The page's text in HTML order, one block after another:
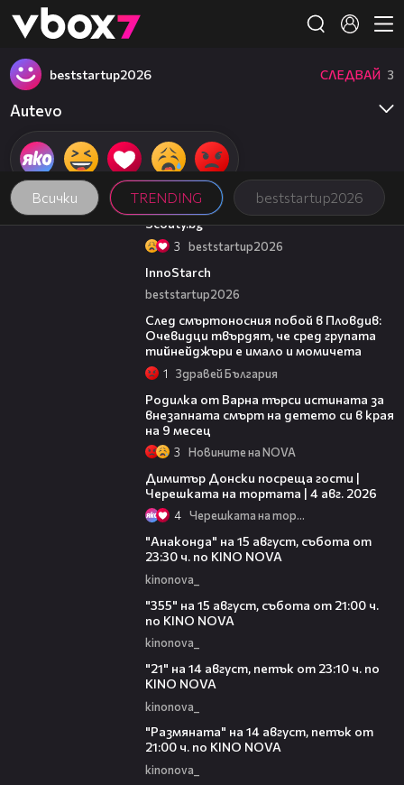
👾
Всички TRENDING beststartup2026
beststartup2026 СЛЕДВАЙ 3
Autevo
00:33
Scouty.bg
3 beststartup2026
InnoStarch
beststartup2026
След смъртоносния побой в Пловдив:
Очевидци твърдят, че сред групата
тийнейджъри е имало и момичета
1 Здравей България
Родилка от Варна търси истината за
внезапната смърт на детето си в края
на 9 месец
3 Новините на NOVA
Димитър Донски посреща гости |
Черешката на тортата | 4 авг. 2026
4 Черешката на тортата
"Анаконда" на 15 август, събота от
23:30 ч. по KINO NOVA
kinonova_
"355" на 15 август, събота от 21:00 ч.
по KINO NOVA
kinonova_
"21" на 14 август, петък от 23:10 ч. по
KINO NOVA
kinonova_
"Размянaта" на 14 август, петък от
21:00 ч. по KINO NOVA
kinonova_